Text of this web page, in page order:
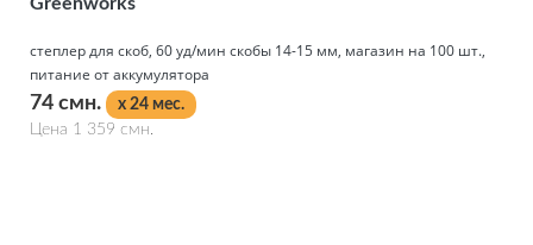
степлер для скоб, 60 уд/мин скобы 14-15 мм, магазин на 100 шт.,
питание от аккумулятора
74 смн.
x 24 мес.
Цена 1 359 смн.